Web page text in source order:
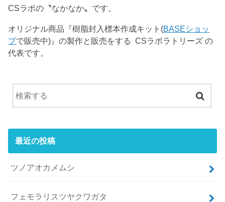
CSラボの〝なかなか〟です。
オリジナル商品『樹脂封入標本作成キット(BASEショッ
プで販売中)』の製作と販売をする CSラボラトリーズ の
代表です。
最近の投稿
ツノアオカメムシ
フェモラリスツヤクワガタ